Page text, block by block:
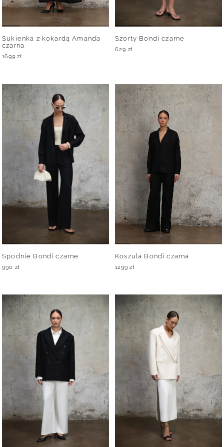
Sukienka z kokardą Amanda
czarna
1699zł
Szorty Bondi czarne
629 zł
Spodnie Bondi czarne
990 zł
Koszula Bondi czarna
1299zł